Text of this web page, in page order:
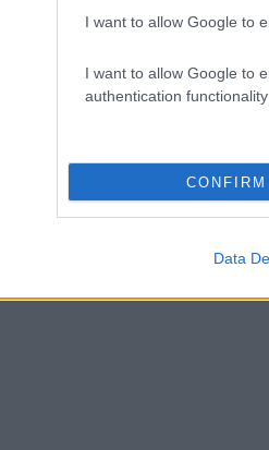
I want to allow Google to
I want to allow Google to
authentication
CONFIRM
Data